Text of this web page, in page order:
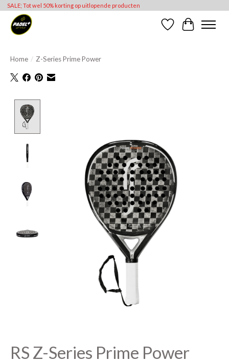
SALE; Tot wel 50% korting op uitlopende producten
Verlanglijst
Home / Z-Series Prime Power
RS Z-Series Prime Power